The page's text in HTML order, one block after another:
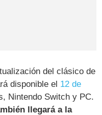
del clásico de
disponible el 12 de
Nintendo Switch y PC.
llegará a la